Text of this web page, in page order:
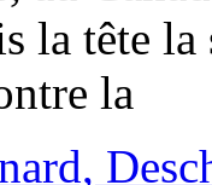
la tête
la